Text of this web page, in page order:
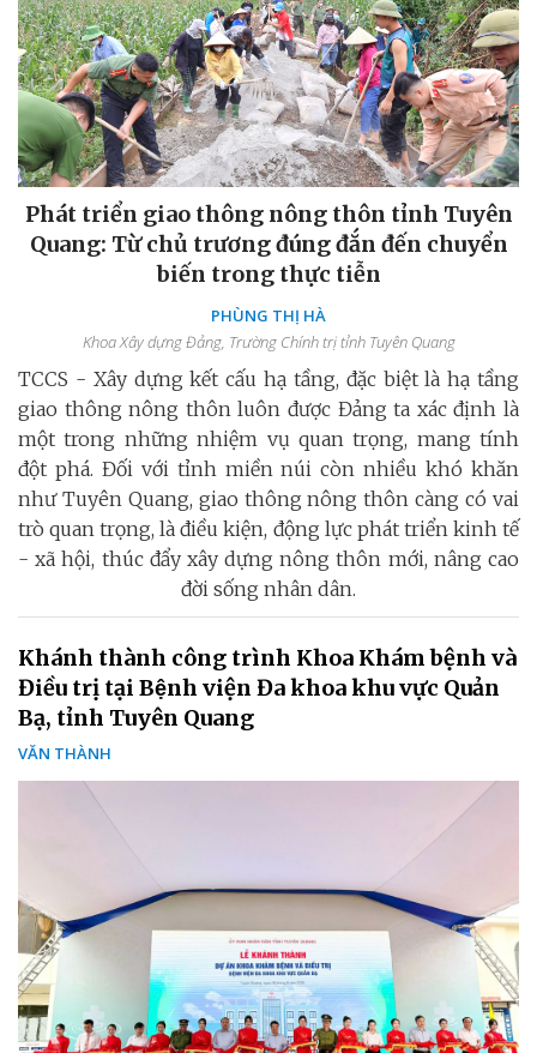
Phát triển giao thông nông thôn tỉnh Tuyên
Quang: Từ chủ trương đúng đắn đến chuyển
biến trong thực tiễn
PHÙNG THỊ HÀ
Khoa Xây dựng Đảng, Trường Chính trị tỉnh Tuyên Quang
TCCS - Xây dựng kết cấu hạ tầng, đặc biệt là hạ tầng
giao thông nông thôn luôn được Đảng ta xác định là
một trong những nhiệm vụ quan trọng, mang tính
đột phá. Đối với tỉnh miền núi còn nhiều khó khăn
như Tuyên Quang, giao thông nông thôn càng có vai
trò quan trọng, là điều kiện, động lực phát triển kinh tế
- xã hội, thúc đẩy xây dựng nông thôn mới, nâng cao
đời sống nhân dân.
Khánh thành công trình Khoa Khám bệnh và
Điều trị tại Bệnh viện Đa khoa khu vực Quản
Bạ, tỉnh Tuyên Quang
VĂN THÀNH